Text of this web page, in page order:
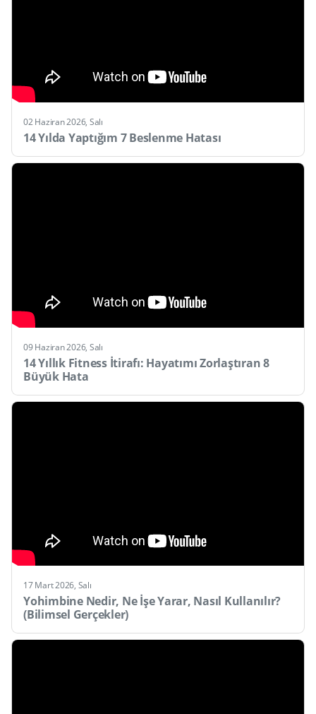
02 Haziran 2026, Salı
14 Yılda Yaptığım 7 Beslenme Hatası
09 Haziran 2026, Salı
14 Yıllık Fitness İtirafı: Hayatımı Zorlaştıran 8
Büyük Hata
17 Mart 2026, Salı
Yohimbine Nedir, Ne İşe Yarar, Nasıl Kullanılır?
(Bilimsel Gerçekler)